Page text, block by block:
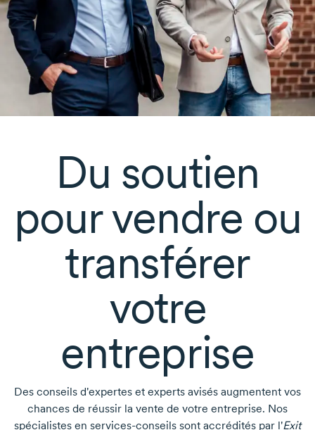
Du soutien
pour vendre ou
transférer
votre
entreprise
Des conseils d'expertes et experts avisés augmentent vos
chances de réussir la vente de votre entreprise. Nos
spécialistes en services-conseils sont accrédités par l'Exit